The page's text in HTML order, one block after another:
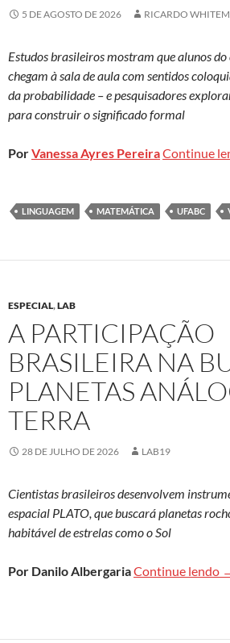
5 DE AGOSTO DE 2026 RICARDO
Estudos brasileiros mostram que alunos
chegam à sala de aula com sentidos
da probabilidade – e pesquisadores
para construir o significado formal
PorVanessa Ayres PereiraContinue
LINGUAGEM MATEMÁTICA UFABC
ESPECIAL,LAB
A PARTICIPAÇÃO
BRASILEIRA NA
PLANETAS
TERRA
28 DE JULHO DE 2026 LAB19
Cientistas brasileiros desenvolvem
espacial PLATO, que buscará planetas
habitável de estrelas como o Sol
Por Danilo AlbergariaContinue lendo